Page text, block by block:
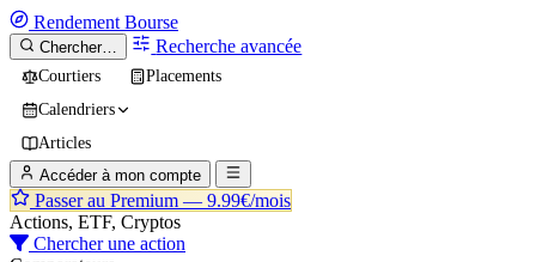
Rendement Bourse
Chercher… Recherche avancée
Courtiers
Placements
Calendriers
Articles
Accéder à mon compte
Passer au Premium — 9.99€/mois
Actions, ETF, Cryptos
Chercher une action